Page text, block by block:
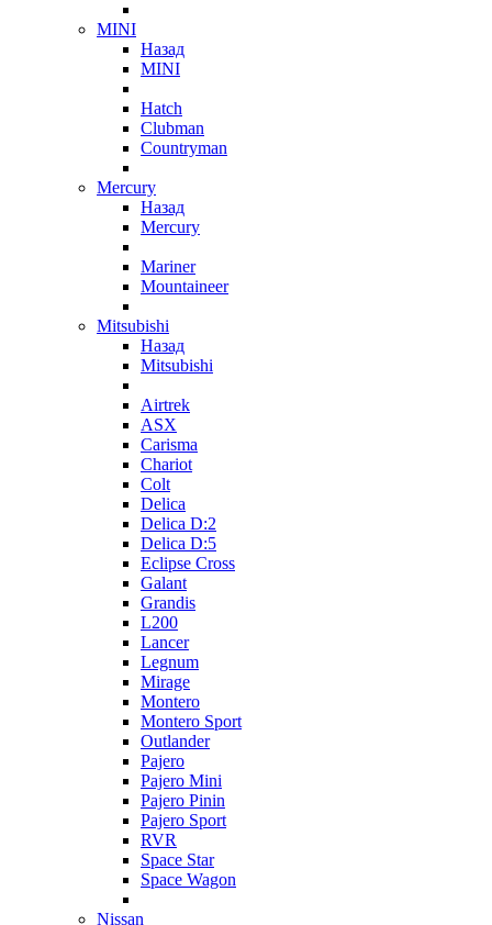
MINI
Назад
MINI
Hatch
Clubman
Countryman
Mercury
Назад
Mercury
Mariner
Mountaineer
Mitsubishi
Назад
Mitsubishi
Airtrek
ASX
Carisma
Chariot
Colt
Delica
Delica D:2
Delica D:5
Eclipse Cross
Galant
Grandis
L200
Lancer
Legnum
Mirage
Montero
Montero Sport
Outlander
Pajero
Pajero Mini
Pajero Pinin
Pajero Sport
RVR
Space Star
Space Wagon
Nissan